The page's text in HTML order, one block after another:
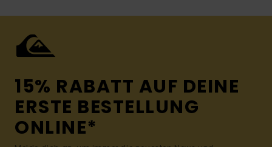
15% RABATT AUF DEINE
ERSTE BESTELLUNG
ONLINE*